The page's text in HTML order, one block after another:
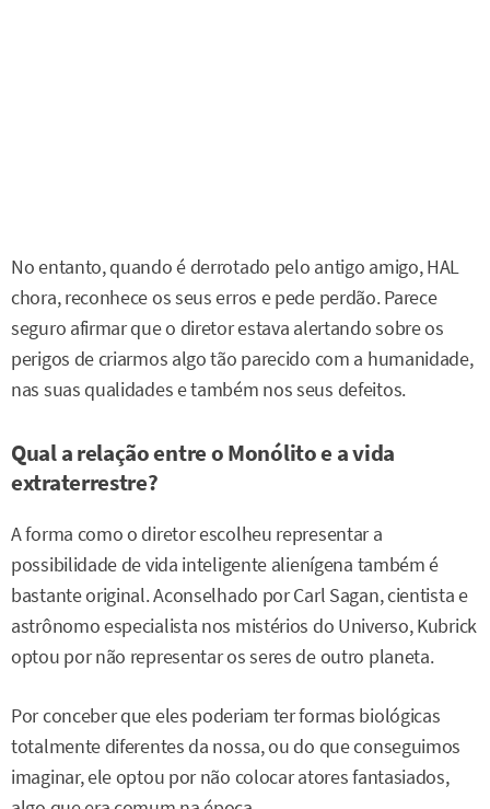
No entanto, quando é derrotado pelo antigo amigo, HAL
chora, reconhece os seus erros e pede perdão. Parece
seguro afirmar que o diretor estava alertando sobre os
perigos de criarmos algo tão parecido com a humanidade,
nas suas qualidades e também nos seus defeitos.
Qual a relação entre o Monólito e a vida
extraterrestre?
A forma como o diretor escolheu representar a
possibilidade de vida inteligente alienígena também é
bastante original. Aconselhado por Carl Sagan, cientista e
astrônomo especialista nos mistérios do Universo, Kubrick
optou por não representar os seres de outro planeta.
Por conceber que eles poderiam ter formas biológicas
totalmente diferentes da nossa, ou do que conseguimos
imaginar, ele optou por não colocar atores fantasiados,